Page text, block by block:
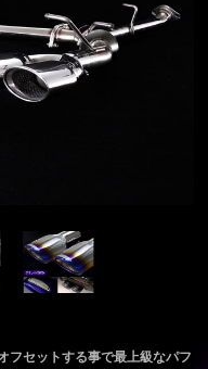
フセットする事で最上級なパフ